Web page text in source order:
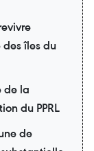
îles du
de la
du PPRL
de